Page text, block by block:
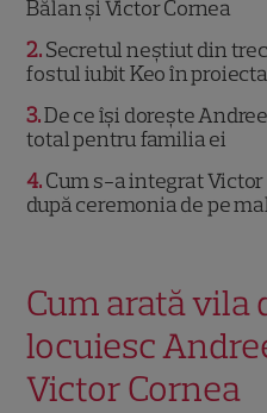
Bălan și Victor Cornea
2 Secretul neștiut din
fostul iubit Keo în
3 De ce își dorește
total pentru familia ei
4 Cum s-a integrat
după ceremonia de pe
Cum arată vila
locuiesc
Victor Cornea